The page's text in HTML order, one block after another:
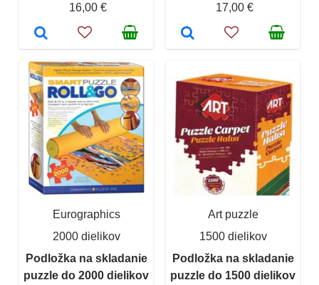
16,00 €
17,00 €
Eurographics
2000 dielikov
Podložka na skladanie
puzzle do 2000 dielikov
Art puzzle
1500 dielikov
Podložka na skladanie
puzzle do 1500 dielikov